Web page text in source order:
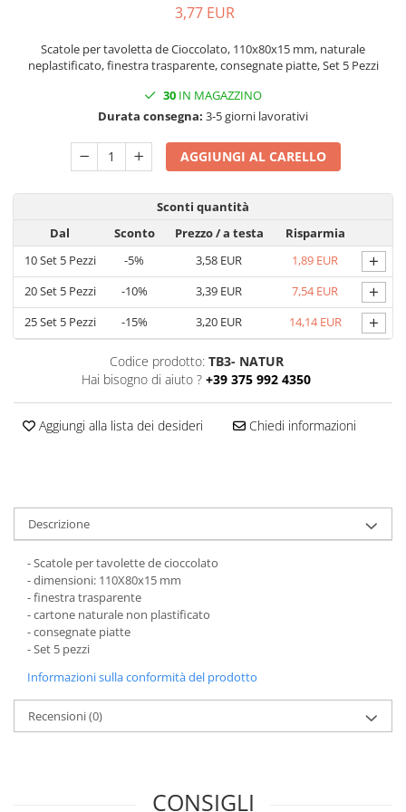
Scatole Cubo per Bomboniere
Scatole Fondo + Coperchio
Scatole per Caramelle e Dolci
Scatole per Cioccolato in Tavoletta
Scatole per Confezioni Regalo
Scatole per Macarons e Praline
Scatole con Cassetto e Inserto per 4
Scatole con Cassetto per Praline
Scatole Medie e Grandi per 10–40
Macarons
Scatole per 5–6 Macarons con
Finestra Decorata Effetto Pizzo
Scatole per Praline con Separatore
Scatole Piccole con Nastro e
Cassetto per Macarons
Scatole per Muffin
Dolci
Scatole per Uova e Figure di
Cioccolato
Scatole Personalizzate
Scatole Senza Finestra per Mini
Pasticcini
Supporti per Pasticcini
Vassoi in Cartone
Vassoi per Pasticcini e Torte
3,77 EUR
Scatole per tavoletta de Cioccolato, 110x80x15 mm, naturale
neplastificato, finestra trasparente, consegnate piatte, Set 5 Pezzi
30 IN MAGAZZINO
Durata consegna: 3-5 giorni lavorativi
AGGIUNGI AL CARELLO
Sconti quantità
Dal
Sconto Prezzo/ a testa
Risparmia
10Set 5 Pezzi -5% 3,58 EUR 1,89 EUR +
20Set 5 Pezzi -10% 3,39 EUR 7,54 EUR +
25Set 5 Pezzi -15% 3,20 EUR 14,14 EUR +
Codice prodotto: TB3- NATUR
Hai bisogno di aiuto ? +39 375 992 4350
Aggiungi alla lista dei desideri Chiedi informazioni
Descrizione
- Scatole per tavolette de cioccolato
- dimensioni: 110X80x15 mm
- finestra trasparente
- cartone naturale non plastificato
- consegnate piatte
- Set 5 pezzi
Informazioni sulla conformità del prodotto
Recensioni(0)
CONSIGLI